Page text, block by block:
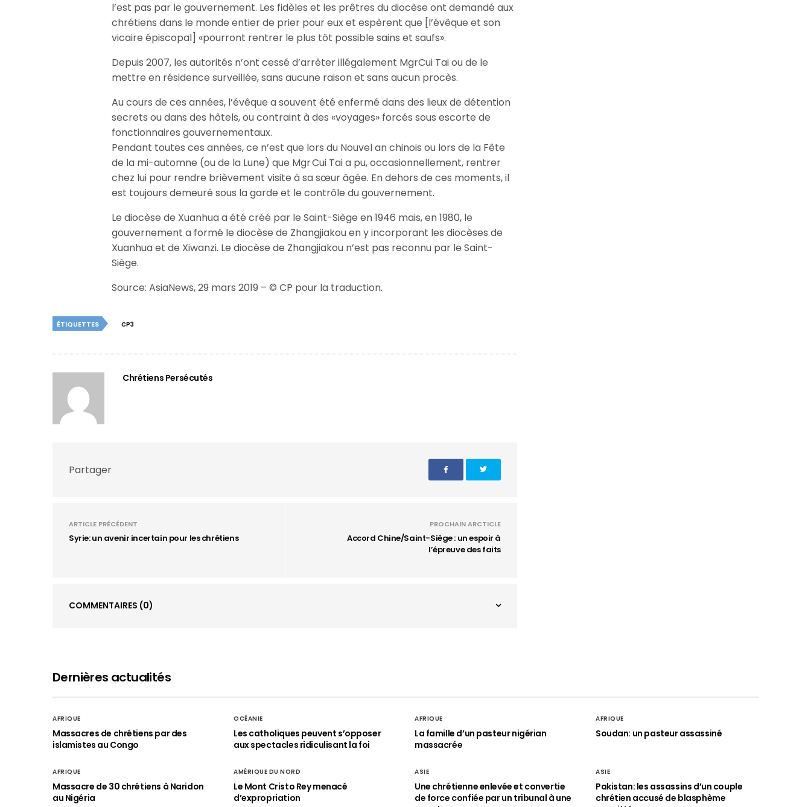
l’est pas par le gouvernement. Les fidèles et les prêtres du diocèse ont demandé aux
chrétiens dans le monde entier de prier pour eux et espèrent que [l’évêque et son
vicaire épiscopal] «pourront rentrer le plus tôt possible sains et saufs».
Depuis 2007, les autorités n’ont cessé d’arrêter illégalement MgrCui Tai ou de le
mettre en résidence surveillée, sans aucune raison et sans aucun procès.
Au cours de ces années, l’évêque a souvent été enfermé dans des lieux de détention
secrets ou dans des hôtels, ou contraint à des «voyages» forcés sous escorte de
fonctionnaires gouvernementaux.
Pendant toutes ces années, ce n’est que lors du Nouvel an chinois ou lors de la Fête
de la mi-automne (ou de la Lune) que Mgr Cui Tai a pu, occasionnellement, rentrer
chez lui pour rendre brièvement visite à sa sœur âgée. En dehors de ces moments, il
est toujours demeuré sous la garde et le contrôle du gouvernement.
Le diocèse de Xuanhua a été créé par le Saint-Siège en 1946 mais, en 1980, le
gouvernement a formé le diocèse de Zhangjiakou en y incorporant les diocèses de
Xuanhua et de Xiwanzi. Le diocèse de Zhangjiakou n’est pas reconnu par le Saint-
Siège.
Source: AsiaNews, 29 mars 2019 – © CP pour la traduction.
ÉTIQUETTES CP3
Chrétiens Persécutés
Partager
ARTICLE PRÉCÉDENT
Syrie: un avenir incertain pour les chrétiens
PROCHAIN ARCTICLE
Accord Chine/Saint-Siège : un espoir à
l’épreuve des faits
COMMENTAIRES (0)
Dernières actualités
AFRIQUE
Massacres de chrétiens par des
islamistes au Congo
OCÉANIE
Les catholiques peuvent s’opposer
aux spectacles ridiculisant la foi
AFRIQUE
La famille d’un pasteur nigérian
massacrée
AFRIQUE
Soudan: un pasteur assassiné
AFRIQUE
Massacre de 30 chrétiens à Naridon
au Nigéria
AMÉRIQUE DU NORD
Le Mont Cristo Rey menacé
d’expropriation
ASIE
Une chrétienne enlevée et convertie
de force confiée par un tribunal à une
ASIE
Pakistan: les assassins d’un couple
chrétien accusé de blasphème